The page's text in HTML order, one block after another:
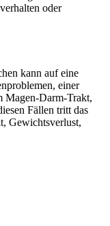
oder
kann auf eine
einer
Magen-Darm-Trakt,
Fällen tritt das
Gewichtsverlust,